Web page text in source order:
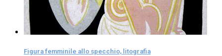
Figura femminile allo specchio, litografia